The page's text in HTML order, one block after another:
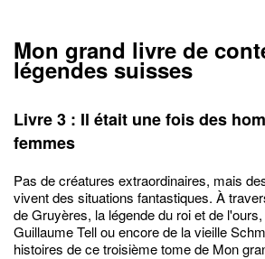
Mon grand livre de
légendes suisses
Livre 3 : Il était une fois des
femmes
Pas de créatures extraordinaires, mais
vivent des situations fantastiques. À
de Gruyères, la légende du roi et de
Guillaume Tell ou encore de la vieille
histoires de ce troisième tome de Mon